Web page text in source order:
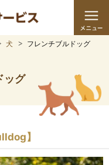
犬 フレンチブルドッグ
ッグ
】